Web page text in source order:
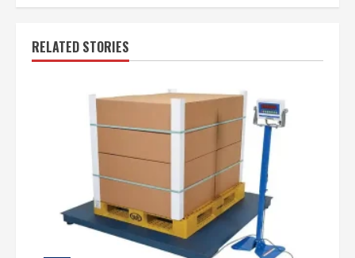
RELATED STORIES